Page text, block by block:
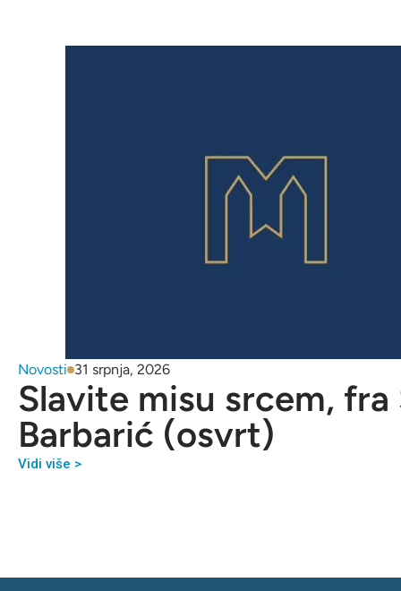
Novosti 31 srpnja, 2026
Slavite misu srcem, fra
Barbarić (osvrt)
Vidi više >